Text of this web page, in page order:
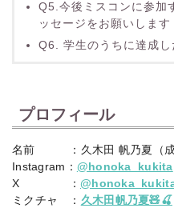
Q5.今後ミスコンに参加
ッセージをお願いします
Q6. 学生のうちに達成し
プロフィール
名前 ：久木田 帆乃夏 （
Instagram： @honoka_kukita
X ：
ミクチャ ： 久木田帆乃夏🧸🍒